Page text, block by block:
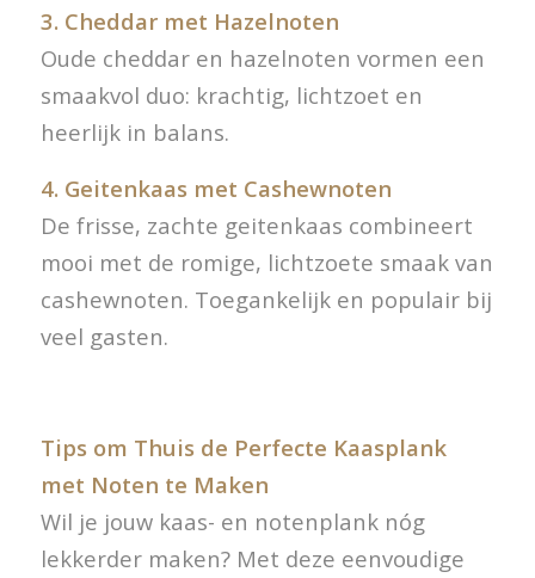
3. Cheddar met Hazelnoten
Oude cheddar en hazelnoten vormen een
smaakvol duo: krachtig, lichtzoet en
heerlijk in balans.
4. Geitenkaas met Cashewnoten
De frisse, zachte geitenkaas combineert
mooi met de romige, lichtzoete smaak van
cashewnoten. Toegankelijk en populair bij
veel gasten.
Tips om Thuis de Perfecte Kaasplank
met Noten te Maken
Wil je jouw kaas- en notenplank nóg
lekkerder maken? Met deze eenvoudige